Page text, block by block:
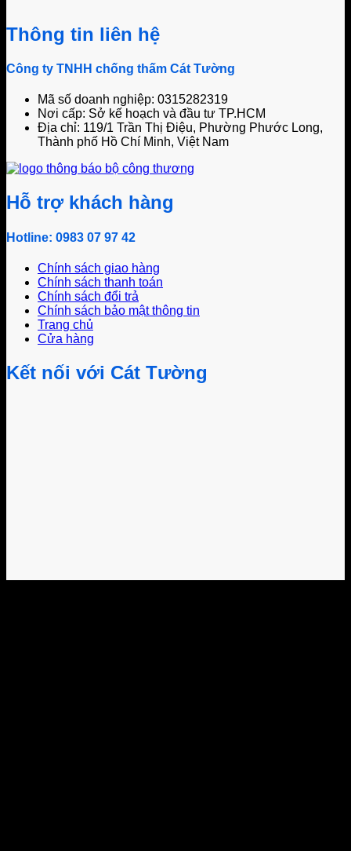
Thông tin liên hệ
Công ty TNHH chống thấm Cát Tường
Mã số doanh nghiệp: 0315282319
Nơi cấp: Sở kế hoạch và đầu tư TP.HCM
Địa chỉ: 119/1 Trần Thị Điệu, Phường Phước Long,
Thành phố Hồ Chí Minh, Việt Nam
Hỗ trợ khách hàng
Hotline: 0983 07 97 42
Chính sách giao hàng
Chính sách thanh toán
Chính sách đổi trả
Chính sách bảo mật thông tin
Trang chủ
Cửa hàng
Kết nối với Cát Tường